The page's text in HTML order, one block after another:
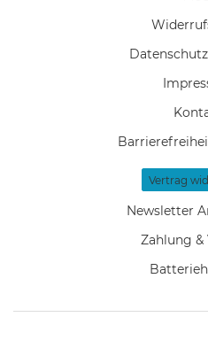
Vertrag
Newsletter
Zahlung &